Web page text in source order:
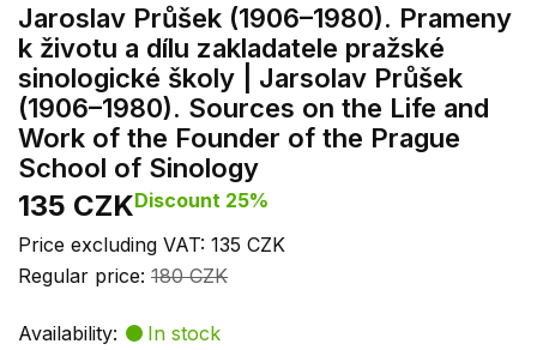
Jaroslav Průšek (1906–1980). Prameny
k životu a dílu zakladatele pražské
sinologické školy | Jarsolav Průšek
(1906–1980). Sources on the Life and
Work of the Founder of the Prague
School of Sinology
135 CZKDiscount 25%
Price excluding VAT: 135 CZK
Regular price: 180 CZK
Availability:
In stock